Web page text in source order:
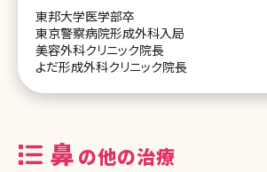
東邦大学医学部卒
東京警察病院形成外科入局
美容外科クリニック院長
よだ形成外科クリニック院長
鼻 の他の治療